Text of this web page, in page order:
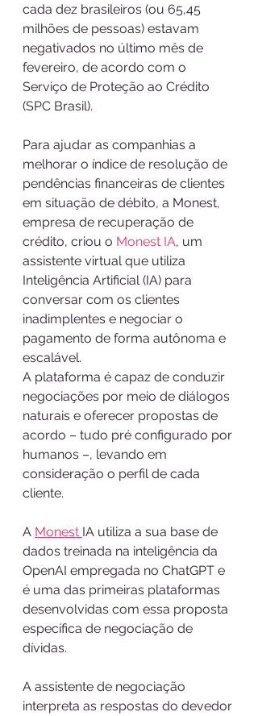
cada dez brasileiros (ou 65,45
milhões de pessoas) estavam
negativados no último mês de
fevereiro, de acordo com o
Serviço de Proteção ao Crédito
(SPC Brasil).
Para ajudar as companhias a
melhorar o índice de resolução de
pendências financeiras de clientes
em situação de débito, a Monest,
empresa de recuperação de
crédito, criou o Monest IA, um
assistente virtual que utiliza
Inteligência Artificial (IA) para
conversar com os clientes
inadimplentes e negociar o
pagamento de forma autônoma e
escalável.
A plataforma é capaz de conduzir
negociações por meio de diálogos
naturais e oferecer propostas de
acordo – tudo pré configurado por
humanos –, levando em
consideração o perfil de cada
cliente.
A Monest IA utiliza a sua base de
dados treinada na inteligência da
OpenAI empregada no ChatGPT e
é uma das primeiras plataformas
desenvolvidas com essa proposta
específica de negociação de
dívidas.
A assistente de negociação
interpreta as respostas do devedor